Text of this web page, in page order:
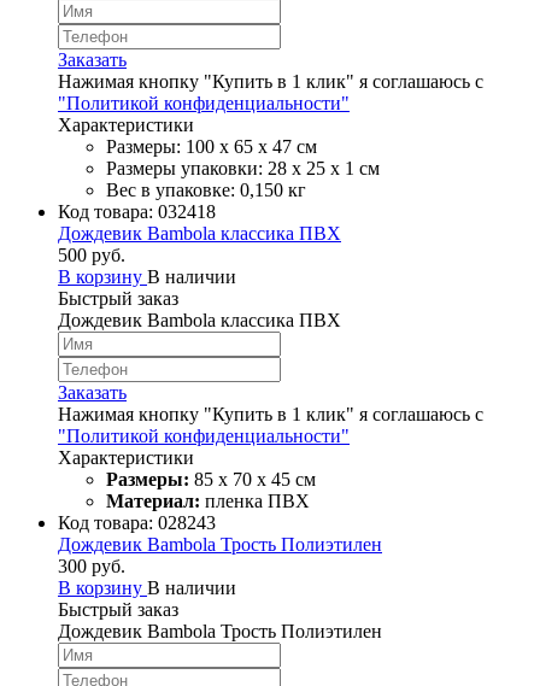
Заказать
Нажимая кнопку "Купить в 1 клик" я соглашаюсь с
"Политикой конфиденциальности"
Характеристики
Размеры: 100 х 65 х 47 см
Размеры упаковки: 28 х 25 х 1 см
Вес в упаковке: 0,150 кг
Код товара: 032418
Дождевик Bambola классика ПВХ
500 руб.
В корзину В наличии
Быстрый заказ
Дождевик Bambola классика ПВХ
Заказать
Нажимая кнопку "Купить в 1 клик" я соглашаюсь с
"Политикой конфиденциальности"
Характеристики
Размеры: 85 х 70 х 45 см
Материал: пленка ПВХ
Код товара: 028243
Дождевик Bambola Трость Полиэтилен
300 руб.
В корзину В наличии
Быстрый заказ
Дождевик Bambola Трость Полиэтилен